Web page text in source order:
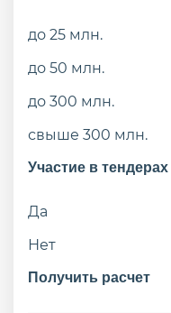
до 25 млн.
до 50 млн.
до 300 млн.
свыше 300 млн.
Участие в
Да
Нет
Получить расчет